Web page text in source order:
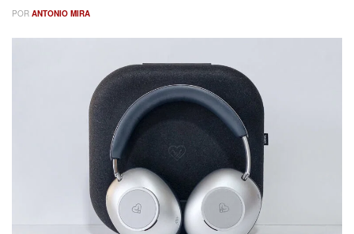
POR ANTONIO MIRA